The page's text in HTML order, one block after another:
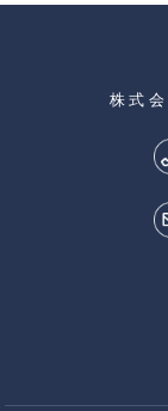
株式